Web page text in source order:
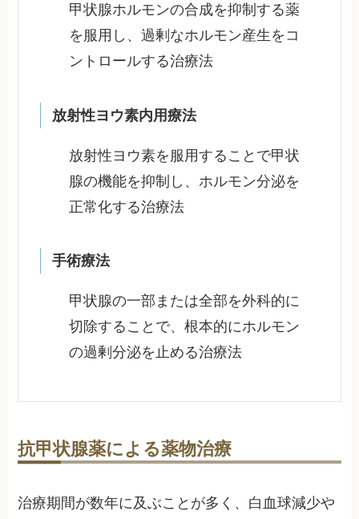
甲状腺ホルモンの合成を抑制する薬
を服用し、過剰なホルモン産生をコ
ントロールする治療法
放射性ヨウ素内用療法
放射性ヨウ素を服用することで甲状
腺の機能を抑制し、ホルモン分泌を
正常化する治療法
手術療法
甲状腺の一部または全部を外科的に
切除することで、根本的にホルモン
の過剰分泌を止める治療法
抗甲状腺薬による薬物治療
治療期間が数年に及ぶことが多く、白血球減少や